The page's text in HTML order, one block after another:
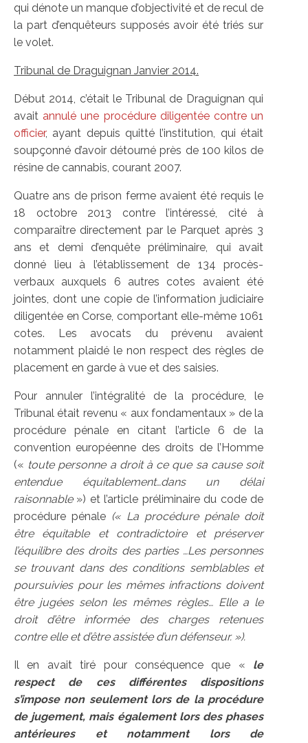
qui dénote un manque d’objectivité et de recul de
la part d’enquêteurs supposés avoir été triés sur
le volet.
Tribunal de Draguignan Janvier 2014.
Début 2014, c’était le Tribunal de Draguignan qui
avait annulé une procédure diligentée contre un
officier, ayant depuis quitté l’institution, qui était
soupçonné d’avoir détourné près de 100 kilos de
résine de cannabis, courant 2007.
Quatre ans de prison ferme avaient été requis le
18 octobre 2013 contre l’intéressé, cité à
comparaître directement par le Parquet après 3
ans et demi d’enquête préliminaire, qui avait
donné lieu à l’établissement de 134 procès-
verbaux auxquels 6 autres cotes avaient été
jointes, dont une copie de l’information judiciaire
diligentée en Corse, comportant elle-même 1061
cotes. Les avocats du prévenu avaient
notamment plaidé le non respect des règles de
placement en garde à vue et des saisies.
Pour annuler l’intégralité de la procédure, le
Tribunal était revenu « aux fondamentaux » de la
procédure pénale en citant l’article 6 de la
convention européenne des droits de l’Homme
(« toute personne a droit à ce que sa cause soit
entendue équitablement…dans un délai
raisonnable») et l’article préliminaire du code de
procédure pénale (« La procédure pénale doit
être équitable et contradictoire et préserver
l’équilibre des droits des parties …Les personnes
se trouvant dans des conditions semblables et
poursuivies pour les mêmes infractions doivent
être jugées selon les mêmes règles… Elle a le
droit d’être informée des charges retenues
contre elle et d’être assistée d’un défenseur. »).
Il en avait tiré pour conséquence que « le
respect de ces différentes dispositions
s’impose non seulement lors de la procédure
de jugement, mais également lors des phases
antérieures et notamment lors de